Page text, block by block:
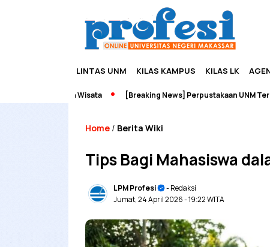
LINTAS UNM KILAS KAMPUS KILAS LK
[Breaking News] Perpustakaan UNM Terbakar
Home / Berita Wiki
Tips Bagi Mahasiswa
LPM Profesi
- Redaksi
Jumat, 24 April 2026- 19:22 WITA